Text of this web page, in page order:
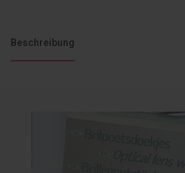
Beschreibung